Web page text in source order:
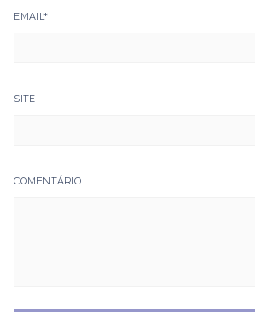
EMAIL*
SITE
COMENTÁRIO